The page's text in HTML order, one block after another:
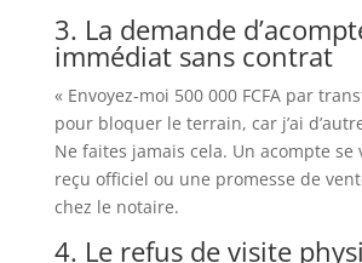
3. La demande
immédiat sans contrat
« Envoyez-moi 500 000 FCFA par
pour bloquer le terrain, car j’ai
Ne faites jamais cela. Un acompte se
reçu officiel ou une promesse de
chez le notaire.
4. Le refus de visite